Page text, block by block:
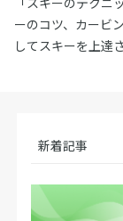
ーのコツ、カービ
してスキーを上達
新着記事